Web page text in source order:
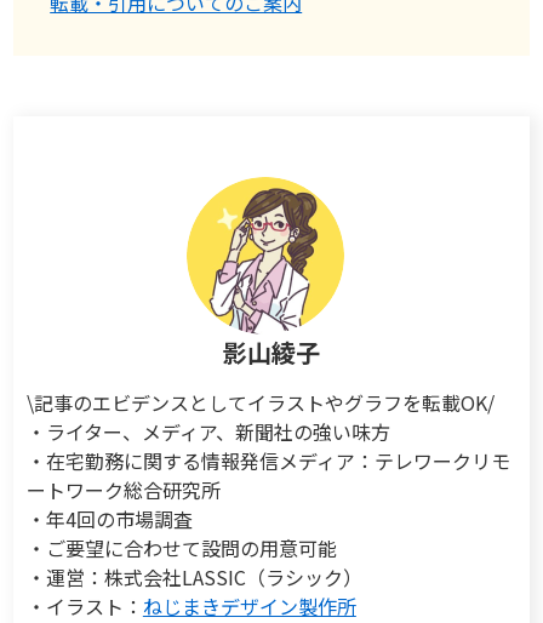
影山綾子
\記事のエビデンスとしてイラストやグラフを転載OK/
・ライター、メディア、新聞社の強い味方
・在宅勤務に関する情報発信メディア：テレワークリモ
ートワーク総合研究所
・年4回の市場調査
・ご要望に合わせて設問の用意可能
・運営：株式会社LASSIC（ラシック）
・イラスト： ねじまきデザイン製作所